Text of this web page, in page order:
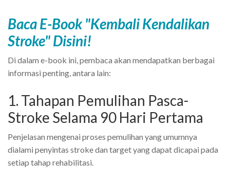
Baca E-Book "Kembali Kendalikan
Stroke" Disini!
Di dalam e-book ini, pembaca akan mendapatkan berbagai
informasi penting, antara lain:
1. Tahapan Pemulihan Pasca-
Stroke Selama 90 Hari Pertama
Penjelasan mengenai proses pemulihan yang umumnya
dialami penyintas stroke dan target yang dapat dicapai pada
setiap tahap rehabilitasi.